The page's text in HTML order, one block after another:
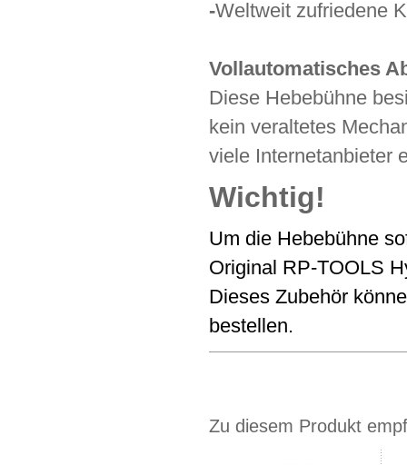
-Weltweit zufriedene
Vollautomatisches
Diese Hebebühne
kein veraltetes
viele Internetanbieter
Wichtig!
Um die Hebebühne
Original RP-TOOLS
Dieses Zubehör
bestellen.
Zu diesem Produkt